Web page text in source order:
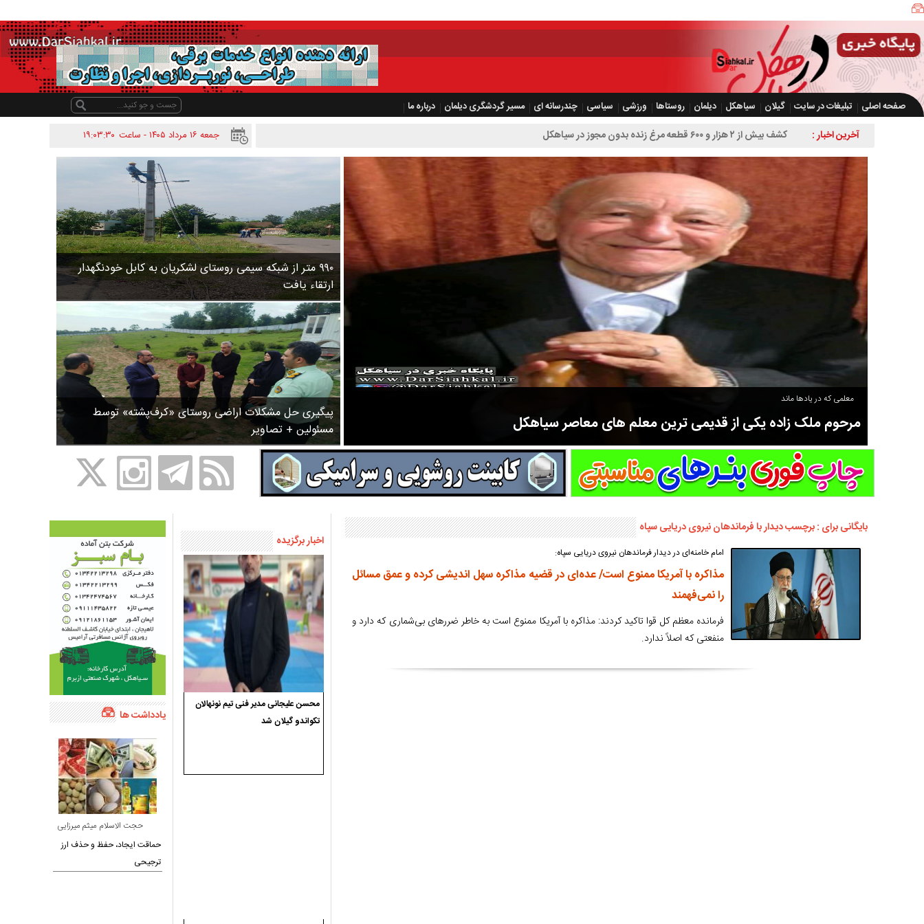
صفحه اصلی تبلیغات در سایت گیلان سیاهکل دیلمان روستاها ورزشی سیاسی چندرسانه ای مسیر گردشگری دیلمان
درباره ما
جمعه ۱۶ مرداد ۱۴۰۵ - ساعت
۱۹:۰۳:۳۰ آخرین اخبار : کشف بیش از ۲ هزار و ۶۰۰ قطعه مرغ زنده بدون مجوز در سیاهکل
۹۹۰ متر از شبکه سیمی روستای لشکریان به کابل خودنگهدار
ارتقاء یافت
پیگیری حل مشکلات اراضی روستای «کرف‌پشته» توسط
مسئولین + تصاویر
معلمی که در یادها ماند
مرحوم ملک زاده یکی از قدیمی ترین معلم های معاصر سیاهکل
مرحوم ملک زاده از سال ۱۳۲۷ شروع به تدریس در مدارس سیاهکل کرد و در ۳۱ سال خدمت خود، علاوه بر تدریس در کلاس اول، معلم نهضت
سوادآموزی و عضو موسس مدرسه اورنگ سیاهکل نیز بود و در سال ۱۳۵۸ بازنشست شد.
بایگانی برای : برچسب دیدار با فرماندهان نیروی دریایی سپاه
امام خامنه‌ای در دیدار فرماندهان نیروی دریایی سپاه:
مذاکره با آمریکا ممنوع است/ عده‌ای در قضیه مذاکره سهل اندیشی کرده و عمق مسائل
را نمی‌فهمند
فرمانده معظم کل قوا تاکید کردند: مذاکره با آمریکا ممنوع است به خاطر ضررهای بی‌شماری که دارد و
منفعتی که اصلاً ندارد.
اخبار برگزیده
محسن علیجانی مدیر فنی تیم نونهالان
تکواندو گیلان شد
یادداشت ها
حجت الاسلام میثم میرزایی
حماقت ایجاد، حفظ و حذف ارز
ترجیحی